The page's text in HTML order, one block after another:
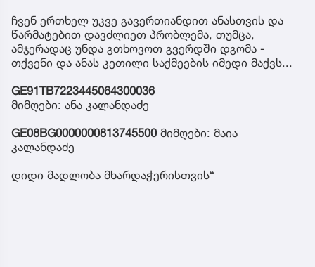
ჩვენ ერთხელ უკვე გავერთიანდით ანასთვის და
წარმატებით დავძლიეთ პრობლემა, თუმცა,
ამჯერადაც უნდა გთხოვოთ გვერდში დგომა -
თქვენი და ანას კეთილი საქმეების იმედი მაქვს...
GE91TB7223445064300036
მიმღები: ანა კალანდაძე
GE08BG0000000813745500 მიმღები: მაია
კალანდაძე
დიდი მადლობა მხარდაჭერისთვის“